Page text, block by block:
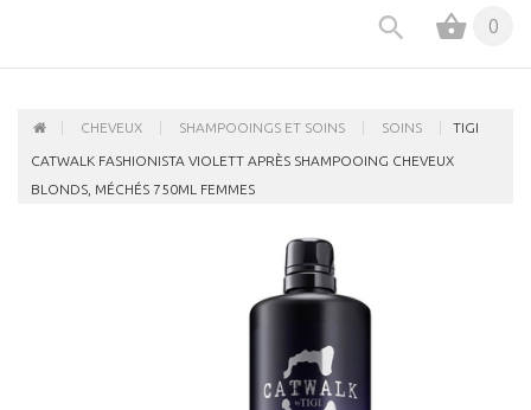
0
CHEVEUX SHAMPOOINGS ET SOINS SOINS TIGI
CATWALK FASHIONISTA VIOLETT APRÈS SHAMPOOING CHEVEUX
BLONDS, MÉCHÉS 750ML FEMMES